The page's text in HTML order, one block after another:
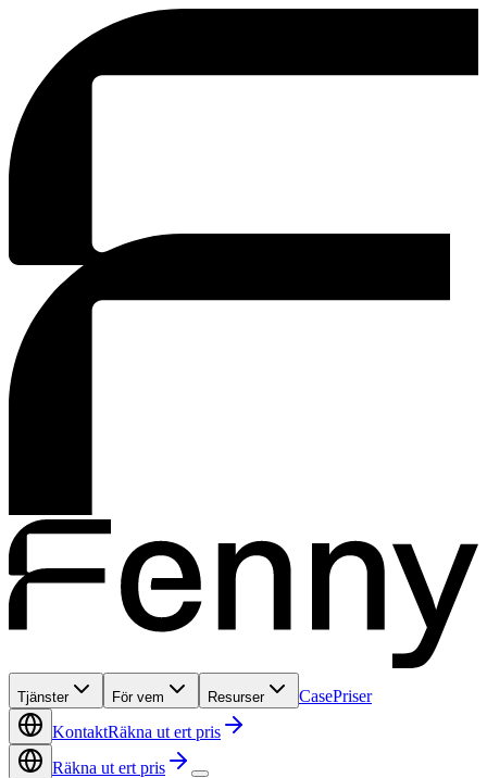
Tjänster För vem Resurser CasePriser
KontaktRäkna ut ert pris
Räkna ut ert pris